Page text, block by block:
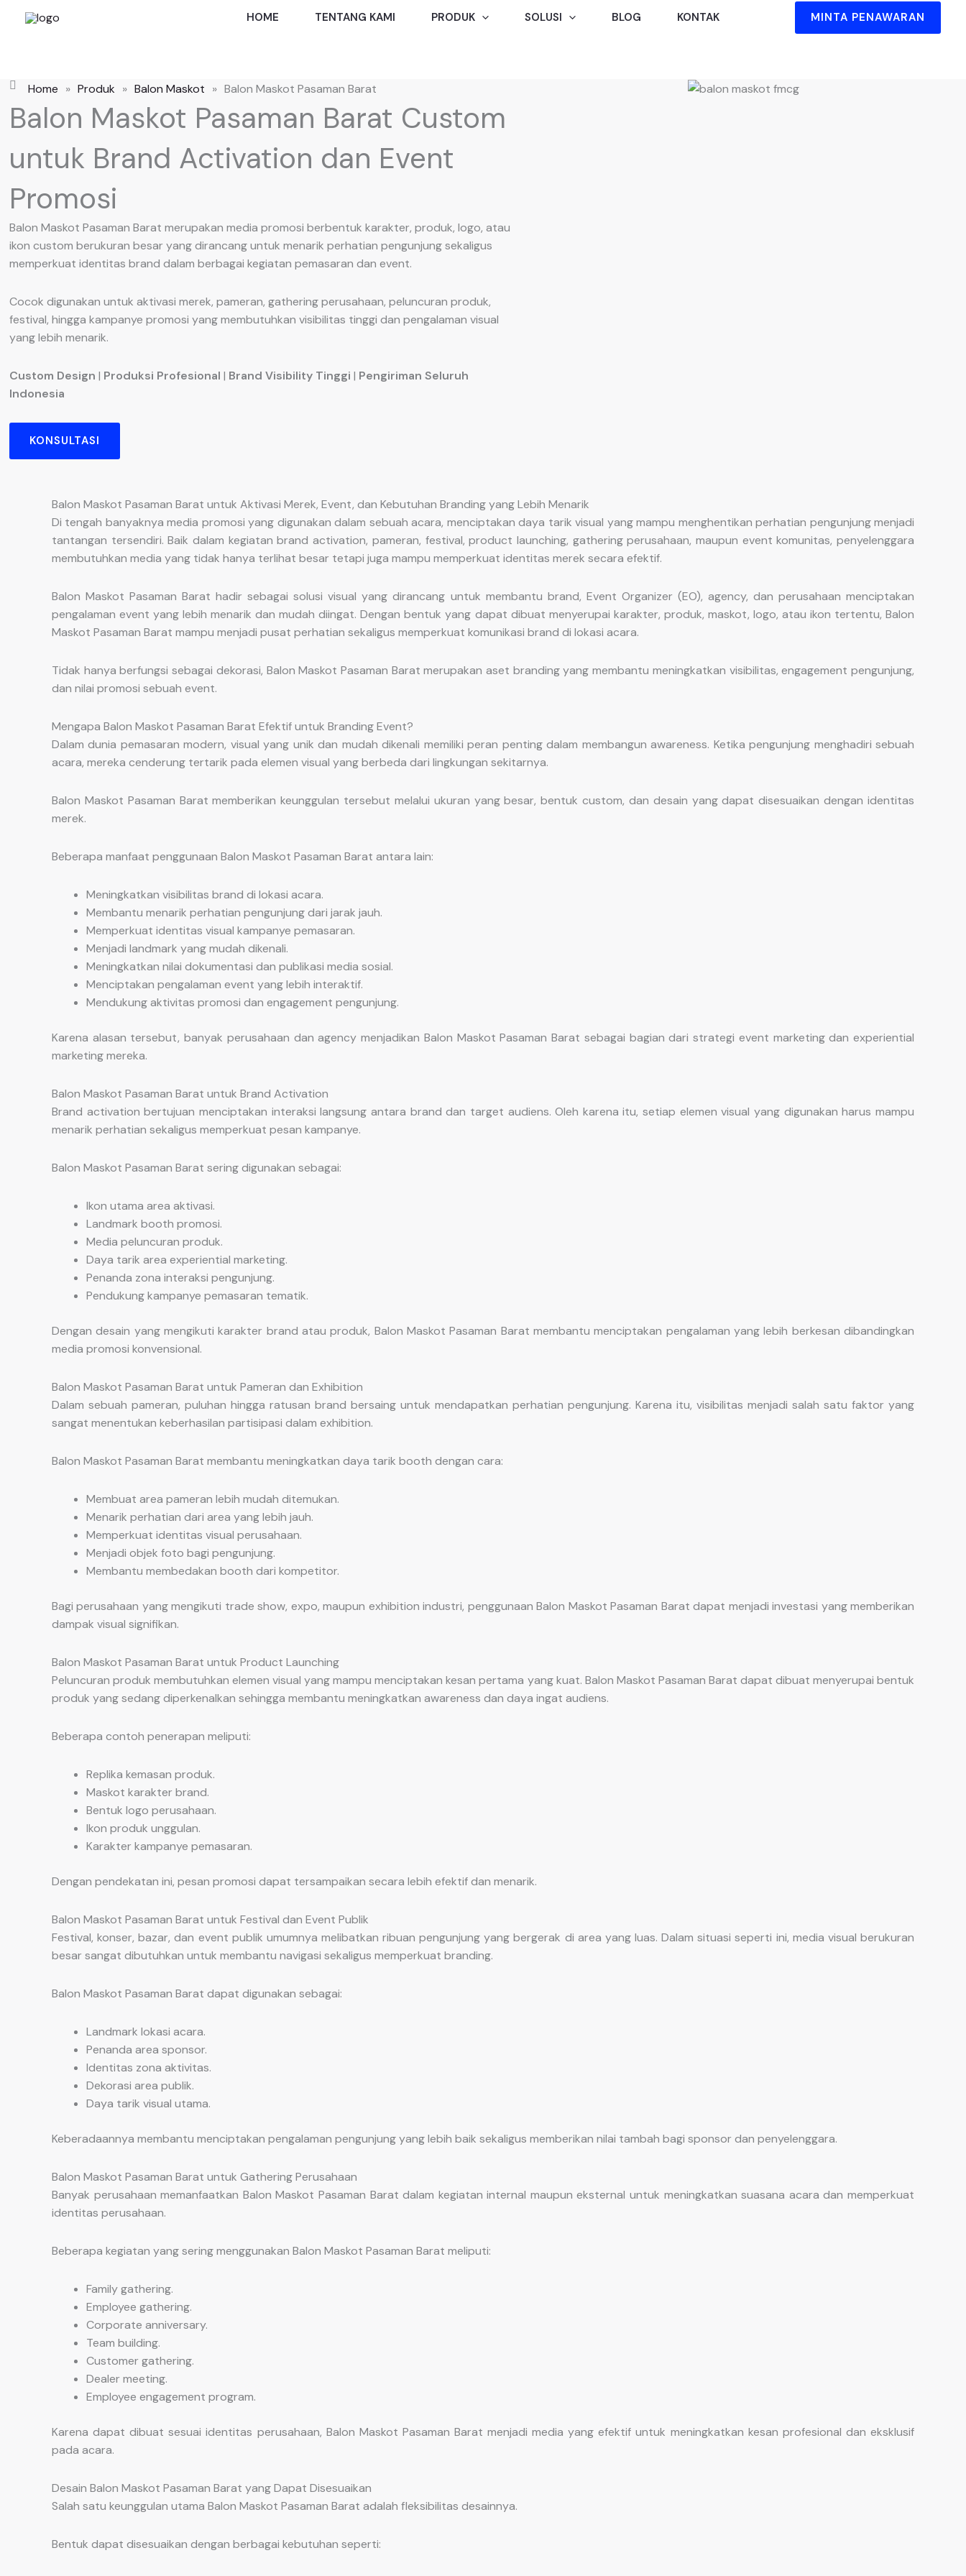
HOME TENTANG KAMI PRODUK SOLUSI BLOG KONTAK MINTA PENAWARAN
Home » Produk » Balon Maskot » Balon Maskot Pasaman Barat
Balon Maskot Pasaman Barat Custom
untuk Brand Activation dan Event
Promosi
Balon Maskot Pasaman Barat merupakan media promosi berbentuk karakter, produk, logo, atau
ikon custom berukuran besar yang dirancang untuk menarik perhatian pengunjung sekaligus
memperkuat identitas brand dalam berbagai kegiatan pemasaran dan event.
Cocok digunakan untuk aktivasi merek, pameran, gathering perusahaan, peluncuran produk,
festival, hingga kampanye promosi yang membutuhkan visibilitas tinggi dan pengalaman visual
yang lebih menarik.
Custom Design | Produksi Profesional | Brand Visibility Tinggi | Pengiriman Seluruh
Indonesia
KONSULTASI
Balon Maskot Pasaman Barat untuk Aktivasi Merek, Event, dan Kebutuhan Branding yang Lebih Menarik
Di tengah banyaknya media promosi yang digunakan dalam sebuah acara, menciptakan daya tarik visual yang mampu menghentikan perhatian pengunjung menjadi
tantangan tersendiri. Baik dalam kegiatan brand activation, pameran, festival, product launching, gathering perusahaan, maupun event komunitas, penyelenggara
membutuhkan media yang tidak hanya terlihat besar tetapi juga mampu memperkuat identitas merek secara efektif.
Balon Maskot Pasaman Barat hadir sebagai solusi visual yang dirancang untuk membantu brand, Event Organizer (EO), agency, dan perusahaan menciptakan
pengalaman event yang lebih menarik dan mudah diingat. Dengan bentuk yang dapat dibuat menyerupai karakter, produk, maskot, logo, atau ikon tertentu, Balon
Maskot Pasaman Barat mampu menjadi pusat perhatian sekaligus memperkuat komunikasi brand di lokasi acara.
Tidak hanya berfungsi sebagai dekorasi, Balon Maskot Pasaman Barat merupakan aset branding yang membantu meningkatkan visibilitas, engagement pengunjung,
dan nilai promosi sebuah event.
Mengapa Balon Maskot Pasaman Barat Efektif untuk Branding Event?
Dalam dunia pemasaran modern, visual yang unik dan mudah dikenali memiliki peran penting dalam membangun awareness. Ketika pengunjung menghadiri sebuah
acara, mereka cenderung tertarik pada elemen visual yang berbeda dari lingkungan sekitarnya.
Balon Maskot Pasaman Barat memberikan keunggulan tersebut melalui ukuran yang besar, bentuk custom, dan desain yang dapat disesuaikan dengan identitas
merek.
Beberapa manfaat penggunaan Balon Maskot Pasaman Barat antara lain:
Meningkatkan visibilitas brand di lokasi acara.
Membantu menarik perhatian pengunjung dari jarak jauh.
Memperkuat identitas visual kampanye pemasaran.
Menjadi landmark yang mudah dikenali.
Meningkatkan nilai dokumentasi dan publikasi media sosial.
Menciptakan pengalaman event yang lebih interaktif.
Mendukung aktivitas promosi dan engagement pengunjung.
Karena alasan tersebut, banyak perusahaan dan agency menjadikan Balon Maskot Pasaman Barat sebagai bagian dari strategi event marketing dan experiential
marketing mereka.
Balon Maskot Pasaman Barat untuk Brand Activation
Brand activation bertujuan menciptakan interaksi langsung antara brand dan target audiens. Oleh karena itu, setiap elemen visual yang digunakan harus mampu
menarik perhatian sekaligus memperkuat pesan kampanye.
Balon Maskot Pasaman Barat sering digunakan sebagai:
Ikon utama area aktivasi.
Landmark booth promosi.
Media peluncuran produk.
Daya tarik area experiential marketing.
Penanda zona interaksi pengunjung.
Pendukung kampanye pemasaran tematik.
Dengan desain yang mengikuti karakter brand atau produk, Balon Maskot Pasaman Barat membantu menciptakan pengalaman yang lebih berkesan dibandingkan
media promosi konvensional.
Balon Maskot Pasaman Barat untuk Pameran dan Exhibition
Dalam sebuah pameran, puluhan hingga ratusan brand bersaing untuk mendapatkan perhatian pengunjung. Karena itu, visibilitas menjadi salah satu faktor yang
sangat menentukan keberhasilan partisipasi dalam exhibition.
Balon Maskot Pasaman Barat membantu meningkatkan daya tarik booth dengan cara:
Membuat area pameran lebih mudah ditemukan.
Menarik perhatian dari area yang lebih jauh.
Memperkuat identitas visual perusahaan.
Menjadi objek foto bagi pengunjung.
Membantu membedakan booth dari kompetitor.
Bagi perusahaan yang mengikuti trade show, expo, maupun exhibition industri, penggunaan Balon Maskot Pasaman Barat dapat menjadi investasi yang memberikan
dampak visual signifikan.
Balon Maskot Pasaman Barat untuk Product Launching
Peluncuran produk membutuhkan elemen visual yang mampu menciptakan kesan pertama yang kuat. Balon Maskot Pasaman Barat dapat dibuat menyerupai bentuk
produk yang sedang diperkenalkan sehingga membantu meningkatkan awareness dan daya ingat audiens.
Beberapa contoh penerapan meliputi:
Replika kemasan produk.
Maskot karakter brand.
Bentuk logo perusahaan.
Ikon produk unggulan.
Karakter kampanye pemasaran.
Dengan pendekatan ini, pesan promosi dapat tersampaikan secara lebih efektif dan menarik.
Balon Maskot Pasaman Barat untuk Festival dan Event Publik
Festival, konser, bazar, dan event publik umumnya melibatkan ribuan pengunjung yang bergerak di area yang luas. Dalam situasi seperti ini, media visual berukuran
besar sangat dibutuhkan untuk membantu navigasi sekaligus memperkuat branding.
Balon Maskot Pasaman Barat dapat digunakan sebagai:
Landmark lokasi acara.
Penanda area sponsor.
Identitas zona aktivitas.
Dekorasi area publik.
Daya tarik visual utama.
Keberadaannya membantu menciptakan pengalaman pengunjung yang lebih baik sekaligus memberikan nilai tambah bagi sponsor dan penyelenggara.
Balon Maskot Pasaman Barat untuk Gathering Perusahaan
Banyak perusahaan memanfaatkan Balon Maskot Pasaman Barat dalam kegiatan internal maupun eksternal untuk meningkatkan suasana acara dan memperkuat
identitas perusahaan.
Beberapa kegiatan yang sering menggunakan Balon Maskot Pasaman Barat meliputi:
Family gathering.
Employee gathering.
Corporate anniversary.
Team building.
Customer gathering.
Dealer meeting.
Employee engagement program.
Karena dapat dibuat sesuai identitas perusahaan, Balon Maskot Pasaman Barat menjadi media yang efektif untuk meningkatkan kesan profesional dan eksklusif
pada acara.
Desain Balon Maskot Pasaman Barat yang Dapat Disesuaikan
Salah satu keunggulan utama Balon Maskot Pasaman Barat adalah fleksibilitas desainnya.
Bentuk dapat disesuaikan dengan berbagai kebutuhan seperti: